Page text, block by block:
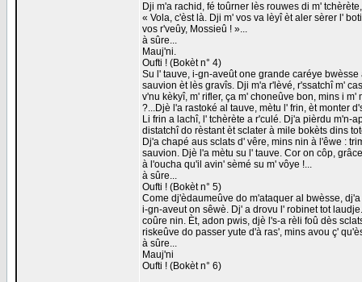
Dji m'a rachid, fé toûrner lès rouwes di m'
« Vola, c'èst là. Dji m' vos va lèyî èt aler sèrer l'
vos r'veûy, Mossieû ! »...
à sûre...
Mauj'ni.
Oufti ! (Bokèt n° 4)
Su l' tauve, i-gn-aveût one grande caréye
sauvion èt lès gravîs. Dji m'a r'lèvé, r'ssatchî m'
v'nu kèkyî, m' rifler, ça m' choneûve bon, mins i
?...Djè l'a rastoké al tauve, mètu l' frin, èt monter
Li frin a lachî, l' tchèrète a r'culé. Dj'a pièrdu m'n-
distatchî do rèstant èt sclater à mile bokèts dins
Dj'a chapé aus sclats d' vêre, mins nin à l'êwe :
sauvion. Djè l'a mètu su l' tauve. Cor on côp,
à l'oucha qu'il avin' sèmé su m' vôye !...
à sûre...
Oufti ! (Bokèt n° 5)
Come dj'èdaumeûve do m'ataquer al bwèsse,
i-gn-aveut on sêwè. Dj' a drovu l' robinet tot
coûre nin. Èt, adon pwis, djè l's-a rèli foû dès
riskeûve do passer yute d'à ras', mins avou ç'
à sûre...
Mauj'ni
Oufti ! (Bokèt n° 6)